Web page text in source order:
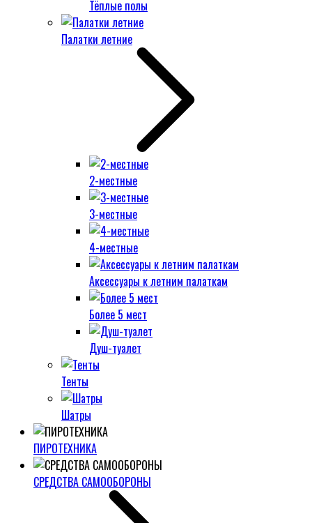
Тёплые полы
Палатки летние
2-местные
3-местные
4-местные
Аксессуары к летним палаткам
Более 5 мест
Душ-туалет
Тенты
Шатры
ПИРОТЕХНИКА
СРЕДСТВА САМООБОРОНЫ